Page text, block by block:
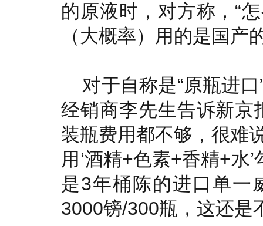
的原液时，对方称，“
（大概率）用的是国产
对于自称是“原瓶进
经销商李先生告诉新京
装瓶费用都不够，很难
用‘酒精+色素+香精+水
是3年桶陈的进口单一
3000镑/300瓶，这还是